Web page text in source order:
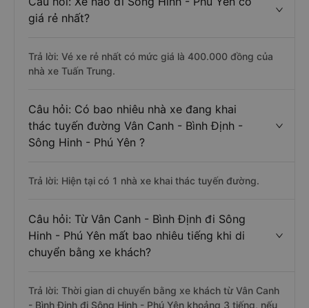
giá rẻ nhất?
Trả lời: Vé xe rẻ nhất có mức giá là 400.000 đồng của
nhà xe Tuấn Trung.
Câu hỏi: Có bao nhiêu nhà xe đang khai
thác tuyến đường Vân Canh - Bình Định -
Sông Hinh - Phú Yên ?
Trả lời: Hiện tại có 1 nhà xe khai thác tuyến đường.
Câu hỏi: Từ Vân Canh - Bình Định đi Sông
Hinh - Phú Yên mất bao nhiêu tiếng khi di
chuyển bằng xe khách?
Trả lời: Thời gian di chuyển bằng xe khách từ Vân Canh
- Bình Định đi Sông Hinh - Phú Yên khoảng 3 tiếng, nếu